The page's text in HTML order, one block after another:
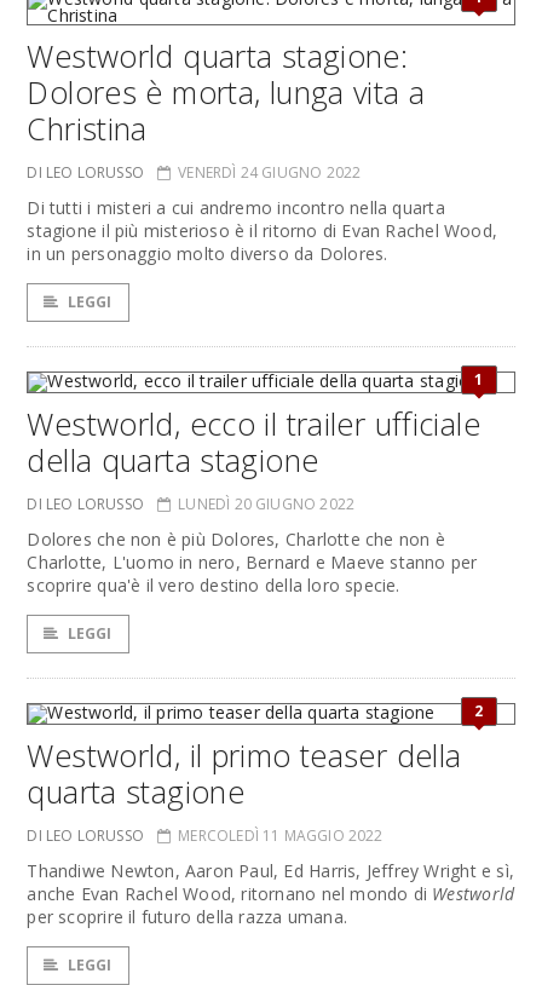
Westworld quarta stagione:
Dolores è morta, lunga vita a
Christina
DI LEO LORUSSO VENERDÌ 24 GIUGNO 2022
Di tutti i misteri a cui andremo incontro nella quarta
stagione il più misterioso è il ritorno di Evan Rachel Wood,
in un personaggio molto diverso da Dolores.
LEGGI
1
Westworld, ecco il trailer ufficiale
della quarta stagione
DI LEO LORUSSO LUNEDÌ 20 GIUGNO 2022
Dolores che non è più Dolores, Charlotte che non è
Charlotte, L'uomo in nero, Bernard e Maeve stanno per
scoprire qua'è il vero destino della loro specie.
LEGGI
2
Westworld, il primo teaser della
quarta stagione
DI LEO LORUSSO MERCOLEDÌ 11 MAGGIO 2022
Thandiwe Newton, Aaron Paul, Ed Harris, Jeffrey Wright e sì,
anche Evan Rachel Wood, ritornano nel mondo di Westworld
per scoprire il futuro della razza umana.
LEGGI